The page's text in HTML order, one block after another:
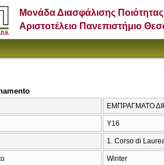
Μονάδα Διασφάλισης Ποιότητας
Αριστοτέλειο Πανεπιστήμιο
ΕΜΠΡΑΓΜΑΤΟ
Υ16
1. Corso di
Winter